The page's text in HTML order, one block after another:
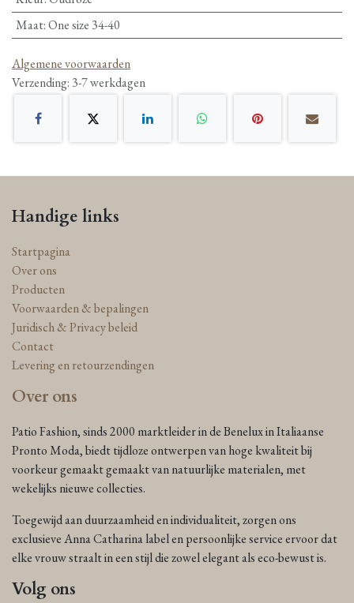
Maat:One size 34-40
Algemene voorwaarden
Verzending: 3-7 werkdagen
Handige links
Startpagina
Over ons
Producten
Voorwaarden & bepalingen
Juridisch & Privacy beleid
Contact
Levering en retourzendingen
Over ons
Patio Fashion, sinds 2000 marktleider in de Benelux in Italiaanse
Pronto Moda, biedt tijdloze ontwerpen van hoge kwaliteit bij
voorkeur gemaakt gemaakt van natuurlijke materialen, met
wekelijks nieuwe collecties.
Toegewijd aan duurzaamheid en individualiteit, zorgen ons
exclusieve Anna Catharina label en persoonlijke service ervoor dat
elke vrouw straalt in een stijl die zowel elegant als eco-bewust is.
Volg ons